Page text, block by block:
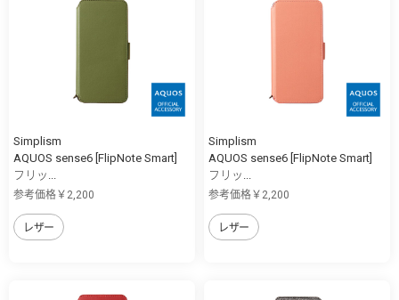
Simplism
AQUOS sense6 [FlipNote Smart]
フリッ...
参考価格￥2,200
レザー
Simplism
AQUOS sense6 [FlipNote Smart]
フリッ...
参考価格￥2,200
レザー